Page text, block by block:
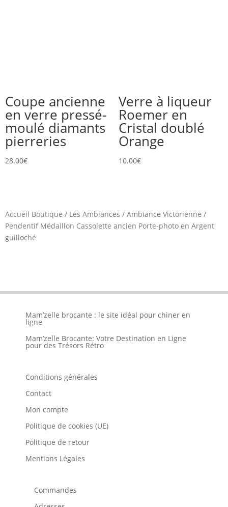
Coupe ancienne
en verre pressé-
moulé diamants
pierreries
28.00€
Verre à liqueur
Roemer en
Cristal doublé
Orange
10.00€
Accueil Boutique / Les Ambiances / Ambiance Victorienne /
Pendentif Médaillon Cassolette ancien Porte-photo en Argent
guilloché
Mam’zelle brocante : le site idéal pour chiner en
ligne
Mam’zelle Brocante: Votre Destination en Ligne
pour des Trésors Rétro
Conditions générales
Contact
Mon compte
Politique de cookies (UE)
Politique de retour
Mentions Légales
Commandes